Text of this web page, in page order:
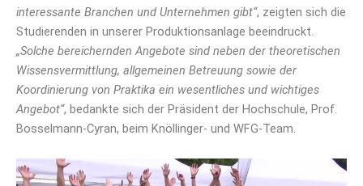
interessante Branchen und Unternehmen gibt“, zeigten sich die
Studierenden in unserer Produktionsanlage beeindruckt.
„Solche bereichernden Angebote sind neben der theoretischen
Wissensvermittlung, allgemeinen Betreuung sowie der
Koordinierung von Praktika ein wesentliches und wichtiges
Angebot“, bedankte sich der Präsident der Hochschule, Prof.
Bosselmann-Cyran, beim Knöllinger- und WFG-Team.